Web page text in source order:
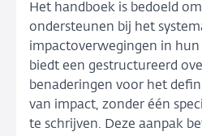
Het handboek is bedoeld
ondersteunen bij het
impactoverwegingen in hun
biedt een gestructureerd
benaderingen voor het
van impact, zonder één
te schrijven. Deze aanpak